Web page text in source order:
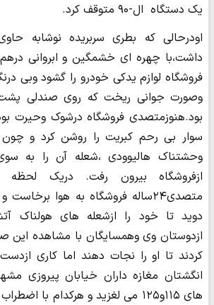
یک دستگاه ال-۹۰ متوقف کرد.
اودرحالی که بطری سربریده نوشابه
داشت،با چهره ای خشمگین و ابروانی
فروشگاه لوازم یدکی خودرو را گشود وبی
وصورت جوانی ریخت که روی صندلی
بود.هنوزمتصدی فروشگاه درشوک وحیرت
سوار بی رحم کبریت را روشن کرد و چون
وحشتناک هالیوودی ،شعله آن را به
ازفروشگاه بیرون رفت. دریک لحظه
متصدی۲۴ساله فروشگاه به هوا
دوید تا خود را ازشعله های هولناک
ازدوستان وی وهمسایگان با مشاهده این
کردند تا او را نجات دهند اما کاری
انگشتان مغازه داران خیابان پیروزی
های ۱۱۵و۱۲۵ می لغزید و هرکدام با